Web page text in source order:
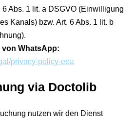
6 Abs. 1 lit. a DSGVO (Einwilligung
Kanals) bzw. Art. 6 Abs. 1 lit. b
WhatsApp:
privacy-policy-eea
via Doctolib
nutzen wir den Dienst